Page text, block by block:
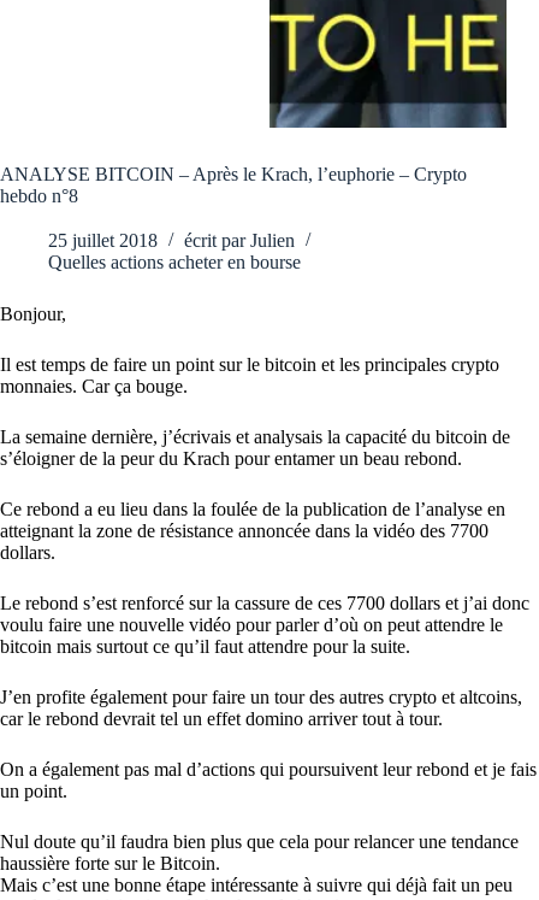
ANALYSE BITCOIN – Après le Krach, l’euphorie – Crypto
hebdo n°8
25 juillet 2018 écrit par Julien
Quelles actions acheter en bourse
Bonjour,
Il est temps de faire un point sur le bitcoin et les principales crypto
monnaies. Car ça bouge.
La semaine dernière, j’écrivais et analysais la capacité du bitcoin de
s’éloigner de la peur du Krach pour entamer un beau rebond.
Ce rebond a eu lieu dans la foulée de la publication de l’analyse en
atteignant la zone de résistance annoncée dans la vidéo des 7700
dollars.
Le rebond s’est renforcé sur la cassure de ces 7700 dollars et j’ai donc
voulu faire une nouvelle vidéo pour parler d’où on peut attendre le
bitcoin mais surtout ce qu’il faut attendre pour la suite.
J’en profite également pour faire un tour des autres crypto et altcoins,
car le rebond devrait tel un effet domino arriver tout à tour.
On a également pas mal d’actions qui poursuivent leur rebond et je fais
un point.
Nul doute qu’il faudra bien plus que cela pour relancer une tendance
haussière forte sur le Bitcoin.
Mais c’est une bonne étape intéressante à suivre qui déjà fait un peu